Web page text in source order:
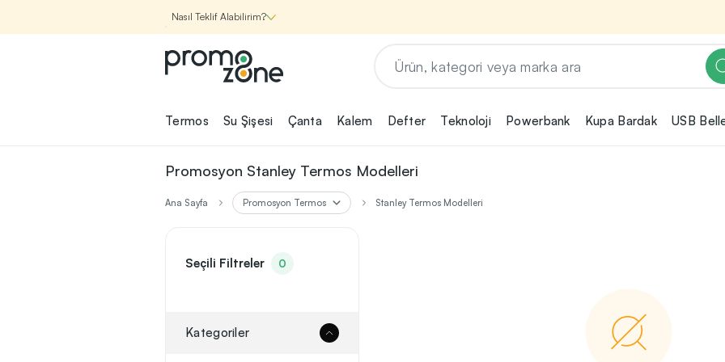
Nasıl Teklif Alabilirim?
Promozone
Şirketin için İhtiyacın
Olan
Bul!
1
garantisi ile Promozone'da keşfedebilirsin.
2
baskı yönü ve adet gibi detayları seçerek,
Termos Su Şişesi Çanta Kalem Defter Teknoloji Powerbank Kupa Bardak USB
Promosyon Stanley Termos Modelleri
Ana Sayfa Promosyon Termos Stanley Termos Modelleri
Seçili Filtreler 0
Kategoriler